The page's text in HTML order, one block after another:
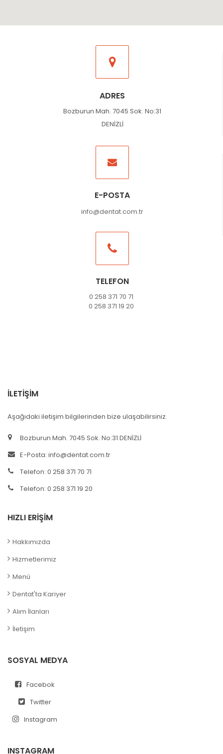
ADRES
Bozburun Mah. 7045 Sok. No:31
DENİZLİ
E-POSTA
info@dentat.com.tr
TELEFON
0 258 371 70 71
0 258 371 19 20
İLETİŞİM
Aşağıdaki iletişim bilgilerinden bize ulaşabilirsiniz.
Bozburun Mah. 7045 Sok. No:31 DENİZLİ
E-Posta: info@dentat.com.tr
Telefon: 0 258 371 70 71
Telefon: 0 258 371 19 20
HIZLI ERİŞİM
Hakkımızda
Hizmetlerimiz
Menü
Dentat'ta Kariyer
Alım İlanları
İletişim
SOSYAL MEDYA
Facebok
Twitter
Instagram
INSTAGRAM